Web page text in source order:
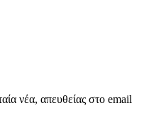
νέα, απευθείας στο email